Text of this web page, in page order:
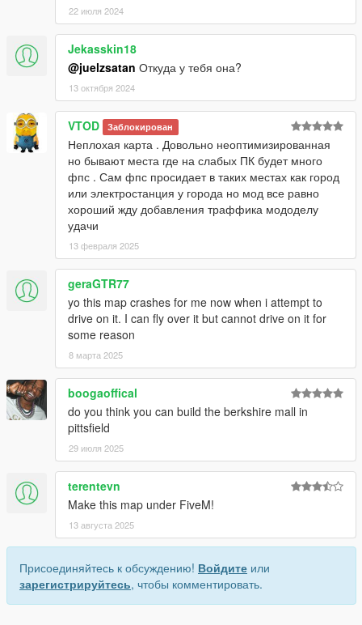
22 июля 2024
Jekasskin18
@juelzsatan Откуда у тебя она?
13 октября 2024
VTOD Заблокирован
Неплохая карта . Довольно неоптимизированная
но бывают места где на слабых ПК будет много
фпс . Сам фпс просидает в таких местах как город
или электростанция у города но мод все равно
хороший жду добавления траффика мододелу
удачи
13 февраля 2025
geraGTR77
yo this map crashes for me now when i attempt to
drive on it. I can fly over it but cannot drive on it for
some reason
8 марта 2025
boogaoffical
do you think you can build the berkshire mall in
pittsfield
29 июля 2025
terentevn
Make this map under FiveM!
13 августа 2025
Присоединяйтесь к обсуждению! Войдите или
зарегистрируйтесь, чтобы комментировать.